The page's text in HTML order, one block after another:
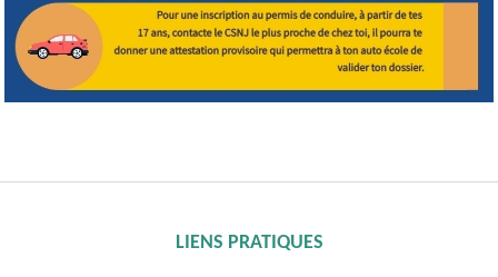
LIENS PRATIQUES